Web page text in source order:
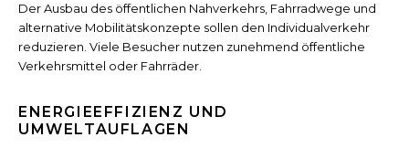
Der Ausbau des öffentlichen Nahverkehrs, Fahrradwege und
alternative Mobilitätskonzepte sollen den Individualverkehr
reduzieren. Viele Besucher nutzen zunehmend öffentliche
Verkehrsmittel oder Fahrräder.
ENERGIEEFFIZIENZ UND
UMWELTAUFLAGEN